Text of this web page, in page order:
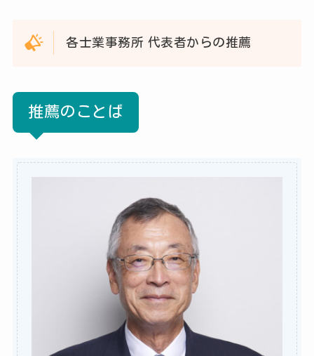
各士業事務所 代表者からの推薦
推薦のことば